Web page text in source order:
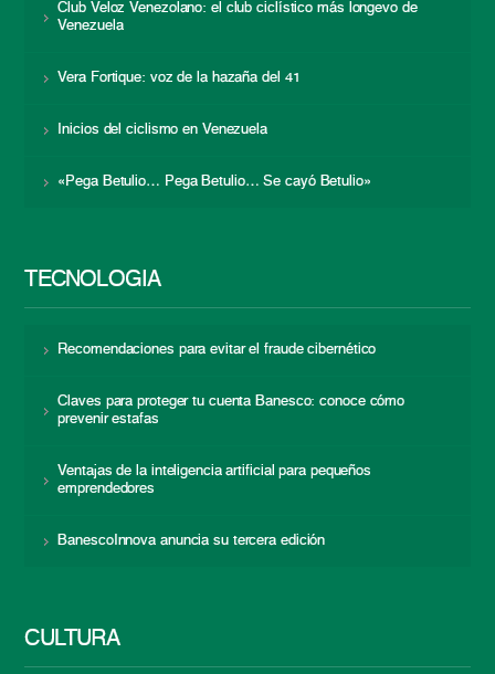
Club Veloz Venezolano: el club ciclístico más longevo de
Venezuela
Vera Fortique: voz de la hazaña del 41
Inicios del ciclismo en Venezuela
«Pega Betulio… Pega Betulio… Se cayó Betulio»
TECNOLOGÍA
Recomendaciones para evitar el fraude cibernético
Claves para proteger tu cuenta Banesco: conoce cómo
prevenir estafas
Ventajas de la inteligencia artificial para pequeños
emprendedores
BanescoInnova anuncia su tercera edición
CULTURA